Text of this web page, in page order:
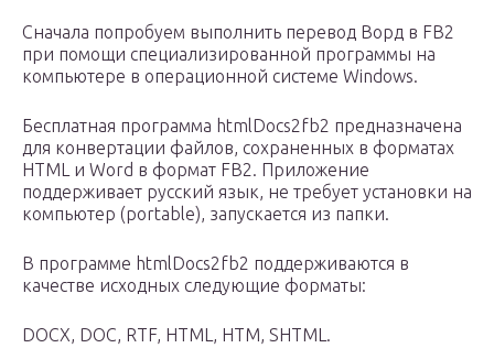
Сначала попробуем выполнить перевод Ворд в FB2
при помощи специализированной программы на
компьютере в операционной системе Windows.
Бесплатная программа htmlDocs2fb2 предназначена
для конвертации файлов, сохраненных в форматах
HTML и Word в формат FB2. Приложение
поддерживает русский язык, не требует установки на
компьютер (portable), запускается из папки.
В программе htmlDocs2fb2 поддерживаются в
качестве исходных следующие форматы:
DOCX, DOC, RTF, HTML, HTM, SHTML.